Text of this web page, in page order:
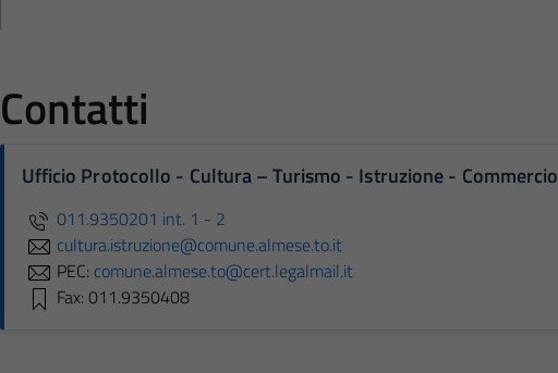
Contatti
Ufficio Protocollo - Cultura – Turismo - Istruzione - Commercio
011.9350201 int. 1 - 2
cultura.istruzione@comune.almese.to.it
PEC: comune.almese.to@cert.legalmail.it
Fax: 011.9350408